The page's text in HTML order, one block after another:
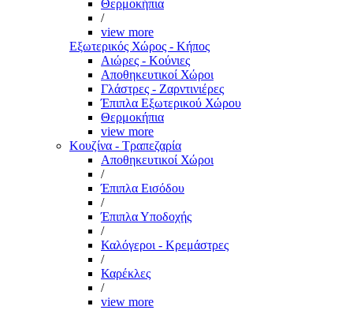
Θερμοκήπια
/
view more
Εξωτερικός Χώρος - Κήπος
Αιώρες - Κούνιες
Αποθηκευτικοί Χώροι
Γλάστρες - Ζαρντινιέρες
Έπιπλα Εξωτερικού Χώρου
Θερμοκήπια
view more
Κουζίνα - Τραπεζαρία
Αποθηκευτικοί Χώροι
/
Έπιπλα Εισόδου
/
Έπιπλα Υποδοχής
/
Καλόγεροι - Κρεμάστρες
/
Καρέκλες
/
view more